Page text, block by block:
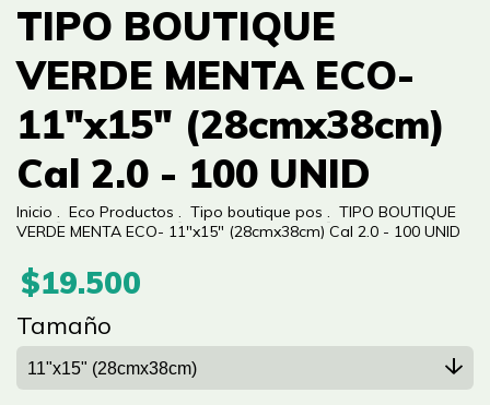
TIPO BOUTIQUE
VERDE MENTA ECO-
11"x15" (28cmx38cm)
Cal 2.0 - 100 UNID
Inicio . Eco Productos . Tipo boutique pos . TIPO BOUTIQUE
VERDE MENTA ECO- 11"x15" (28cmx38cm) Cal 2.0 - 100 UNID
$19.500
Tamaño